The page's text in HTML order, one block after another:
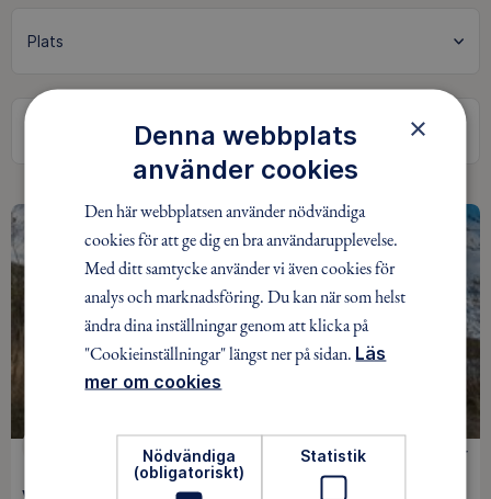
VANDRING 0 kr
×
Denna webbplats
använder cookies
Den här webbplatsen använder nödvändiga
cookies för att ge dig en bra användarupplevelse.
Med ditt samtycke använder vi även cookies för
analys och marknadsföring. Du kan när som helst
ändra dina inställningar genom att klicka på
"Cookieinställningar" längst ner på sidan. Läs
mer om cookies
Nödvändiga
(obligatoriskt)
Statistik